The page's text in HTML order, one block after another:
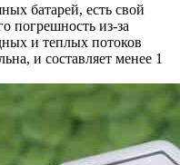
батарей, есть свой
погрешность из-за
и теплых потоков
и составляет менее 1